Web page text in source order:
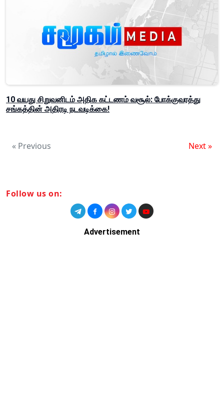
10 வயது சிறுவனிடம் அதிக கட்டணம் வசூல்: போக்குவரத்து
சங்கத்தின் அதிரடி நடவடிக்கை!
« Previous Next »
Follow us on:
Advertisement